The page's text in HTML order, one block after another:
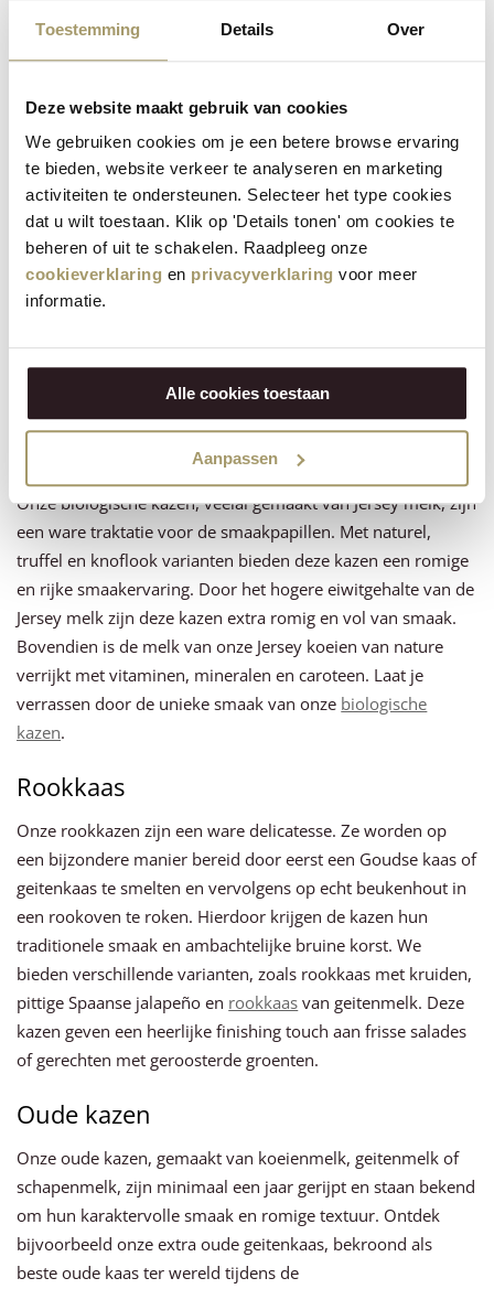
Toestemming Details Over
Deze website maakt gebruik van cookies
We gebruiken cookies om je een betere browse ervaring
te bieden, website verkeer te analyseren en marketing
activiteiten te ondersteunen. Selecteer het type cookies
dat u wilt toestaan. Klik op 'Details tonen' om cookies te
beheren of uit te schakelen. Raadpleeg onze
cookieverklaring en privacyverklaring voor meer
informatie.
Alle cookies toestaan
Aanpassen
Baby kaasjes
In onze kaasmakerij in Katwoude bereiden we elke dag
kleine kaasjes van 380 gram zijn perfect voor degenen die
willen genieten van een unieke kaas ervaring. Proef
bijvoorbeeld onze ambachtelijkeGoudse kaas ,
wereldberoemd om zijn romige smaak die al eeuwenlang
onveranderd is. Of ontdek de Edammer kaas met zijn
typerende korst en ietwat kruidige geur. Daarnaast hebben
we baby kaasjes van koeienmelk, geitenmelk en
een eigen unieke smaak. Van kruiden en knoflook tot truffel,
kokos en honing tijm, bij Henri Willig hebben we het
Biologische kazen
Onze biologische kazen, veelal gemaakt van Jersey melk, zijn
een ware traktatie voor de smaakpapillen. Met naturel,
truffel en knoflook varianten bieden deze kazen een romige
en rijke smaakervaring. Door het hogere eiwitgehalte van de
Jersey melk zijn deze kazen extra romig en vol van smaak.
Bovendien is de melk van onze Jersey koeien van nature
verrijkt met vitaminen, mineralen en caroteen. Laat je
verrassen door de unieke smaak van onze biologische
kazen.
Rookkaas
Onze rookkazen zijn een ware delicatesse. Ze worden op
een bijzondere manier bereid door eerst een Goudse kaas of
geitenkaas te smelten en vervolgens op echt beukenhout in
een rookoven te roken. Hierdoor krijgen de kazen hun
traditionele smaak en ambachtelijke bruine korst. We
bieden verschillende varianten, zoals rookkaas met kruiden,
pittige Spaanse jalapeño en rookkaas van geitenmelk. Deze
kazen geven een heerlijke finishing touch aan frisse salades
of gerechten met geroosterde groenten.
Oude kazen
Onze oude kazen, gemaakt van koeienmelk, geitenmelk of
schapenmelk, zijn minimaal een jaar gerijpt en staan bekend
om hun karaktervolle smaak en romige textuur. Ontdek
bijvoorbeeld onze extra oude geitenkaas, bekroond als
beste oude kaas ter wereld tijdens de